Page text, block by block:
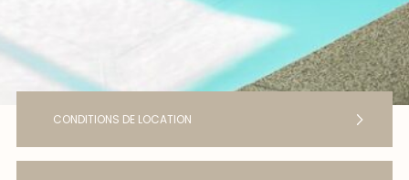
CONDITIONS DE LOCATION